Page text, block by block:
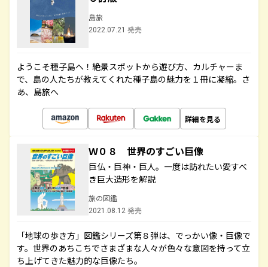
島旅
2022.07.21 発売
ようこそ種子島へ！絶景スポットから遊び方、カルチャーま
で、島の人たちが教えてくれた種子島の魅力を１冊に凝縮。さ
あ、島旅へ
詳細を見る
Ｗ０８ 世界のすごい巨像
巨仏・巨神・巨人。一度は訪れたい愛すべ
き巨大造形を解説
旅の図鑑
2021.08.12 発売
「地球の歩き方」図鑑シリーズ第８弾は、でっかい像・巨像で
す。世界のあちこちでさまざまな人々が色々な意図を持って立
ち上げてきた魅力的な巨像たち。